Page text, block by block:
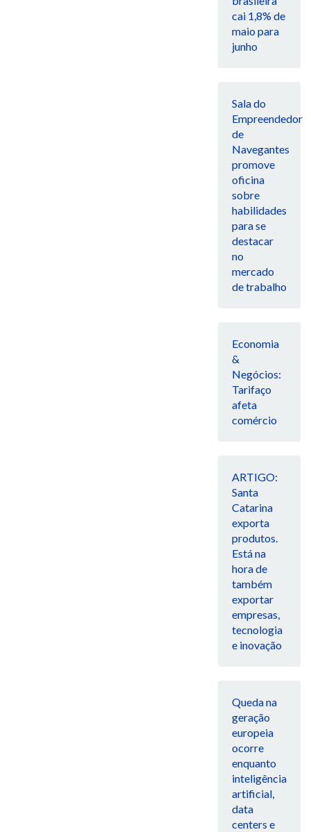
cai 1,8% de
maio para
junho
Sala do
Empreendedor
de
Navegantes
promove
oficina
sobre
habilidades
para se
destacar
no
mercado
de trabalho
Economia
&
Negócios:
Tarifaço
afeta
comércio
ARTIGO:
Santa
Catarina
exporta
produtos.
Está na
hora de
também
exportar
empresas,
tecnologia
e inovação
Queda na
geração
europeia
ocorre
enquanto
inteligência
artificial,
data
centers e